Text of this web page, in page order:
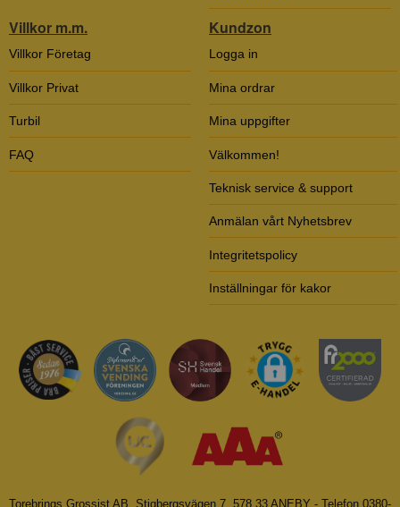
Villkor m.m.
Villkor Företag
Villkor Privat
Turbil
FAQ
Kundzon
Logga in
Mina ordrar
Mina uppgifter
Välkommen!
Teknisk service & support
Anmälan vårt Nyhetsbrev
Integritetspolicy
Inställningar för kakor
Torebrings Grossist AB, Stigbergsvägen 7, 578 33 ANEBY - Telefon 0380-